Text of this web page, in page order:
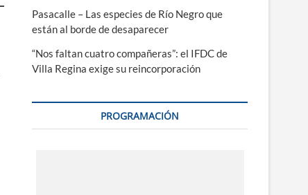
Pasacalle – Las especies de Río Negro que
están al borde de desaparecer
“Nos faltan cuatro compañeras”: el IFDC de
Villa Regina exige su reincorporación
PROGRAMACIÓN